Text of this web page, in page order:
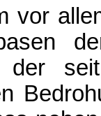
vor
seit